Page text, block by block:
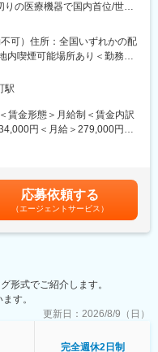
の医療機器で国内首位/世界
、当社のインターベンショ
て扱っている製品を提案し
て医療現場の改題を解決する
を育成することがミッショ
ベントの企画運営
（手術の立会いあり）
料・製品関連情報の提供
ーテルを用いて治療する
（血管内カテーテル治療）」
ョナルオンコロジー」に関
可）住所：全国いずれかの配
内喫煙可能場所あり＜勤務地
ワー住所：東京都港区虎ノ門
ョンタワー 受動喫煙対策：
駅
賃金形態＞月給制＜賃金内訳
円＜月給＞279,000円～
を通じて上下する可能性が
含めた表記です。
応募依頼する
（エージェントサービス）
形式でご紹介します。
す。
更新日： 2026/8/9（日）
完全週休2日制